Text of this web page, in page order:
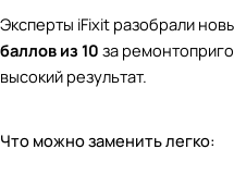
Эксперты iFixit разобрали
баллов из 10 за
высокий результат.
Что можно заменить легко: